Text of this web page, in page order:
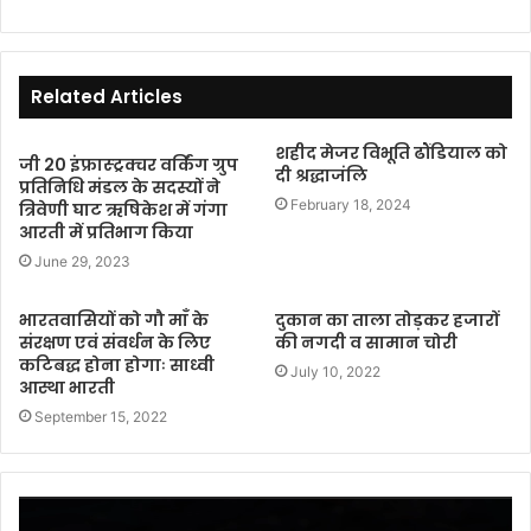
Related Articles
जी 20 इंफ्रास्ट्रक्चर वर्किंग ग्रुप
प्रतिनिधि मंडल के सदस्यों ने
त्रिवेणी घाट ऋषिकेश में गंगा
आरती में प्रतिभाग किया
June 29, 2023
शहीद मेजर विभूति ढौंडियाल को
दी श्रद्धाजंलि
February 18, 2024
भारतवासियों को गौ माँ के
संरक्षण एवं संवर्धन के लिए
कटिबद्ध होना होगाः साध्वी
आस्था भारती
September 15, 2022
दुकान का ताला तोड़कर हजारों
की नगदी व सामान चोरी
July 10, 2022